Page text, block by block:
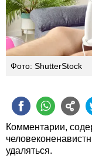
Фото: ShutterStock
Комментарии,
удаляться.